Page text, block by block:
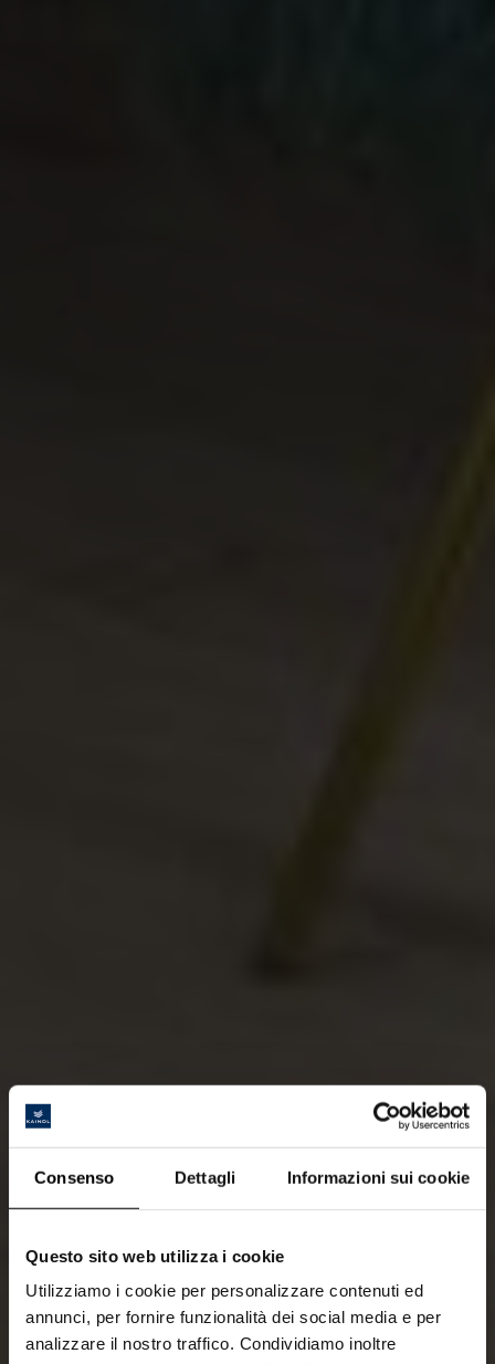
Consenso Dettagli Informazioni sui cookie
Questo sito web utilizza i cookie
Utilizziamo i cookie per personalizzare contenuti ed
annunci, per fornire funzionalità dei social media e per
analizzare il nostro traffico. Condividiamo inoltre